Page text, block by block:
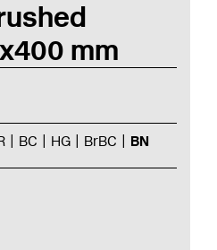
mm
BC HG BrBC BN